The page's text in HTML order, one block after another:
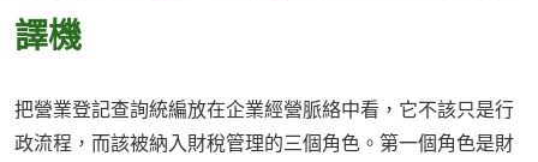
譯機
把營業登記查詢統編放在企業經營脈絡中看，它不該只是行
政流程，而該被納入財稅管理的三個角色。第一個角色是財